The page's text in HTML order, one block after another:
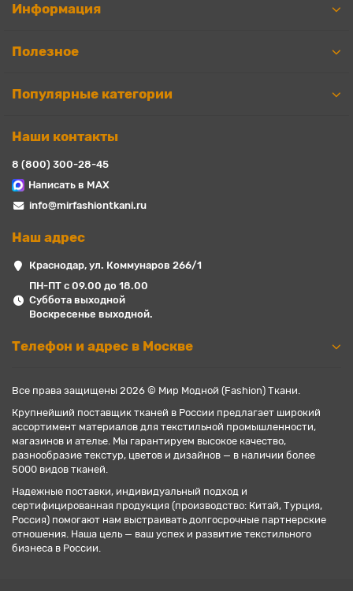
Информация
Полезное
Популярные категории
Наши контакты
8 (800) 300-28-45
Написать в MAX
info@mirfashiontkani.ru
Наш адрес
Краснодар, ул. Коммунаров 266/1
ПН-ПТ с 09.00 до 18.00
Суббота выходной
Воскресенье выходной.
Телефон и адрес в Москве
Все права защищены 2026 © Мир Модной (Fashion) Ткани.
Крупнейший поставщик тканей в России предлагает широкий
ассортимент материалов для текстильной промышленности,
магазинов и ателье. Мы гарантируем высокое качество,
разнообразие текстур, цветов и дизайнов — в наличии более
5000 видов тканей.
Надежные поставки, индивидуальный подход и
сертифицированная продукция (производство: Китай, Турция,
Россия) помогают нам выстраивать долгосрочные партнерские
отношения. Наша цель — ваш успех и развитие текстильного
бизнеса в России.